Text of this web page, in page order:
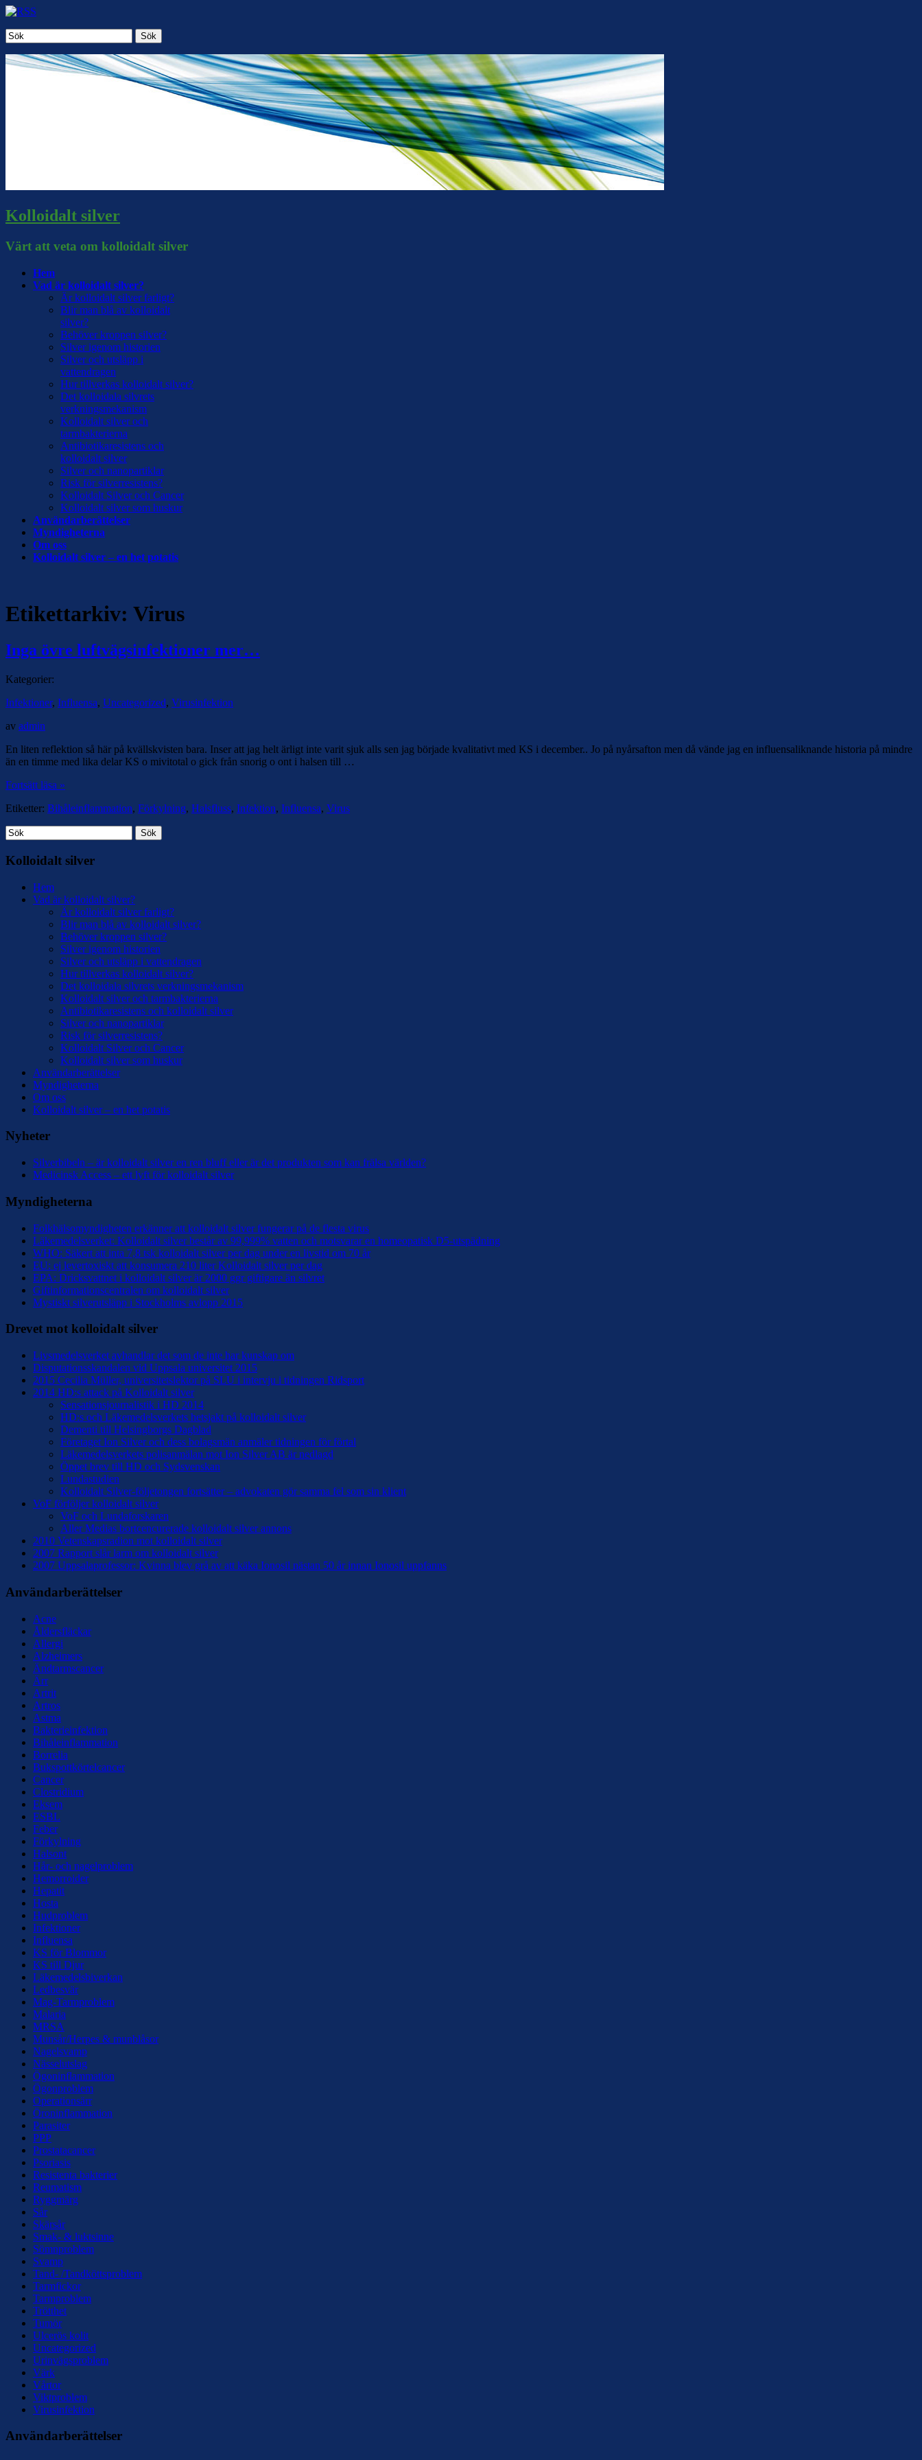
Sök
Kolloidalt silver
Värt att veta om kolloidalt silver
Hem
Vad är kolloidalt silver?
Är kolloidalt silver farligt?
Blir man blå av kolloidalt
silver?
Behöver kroppen silver?
Silver igenom historien
Silver och utsläpp i
vattendragen
Hur tillverkas kolloidalt silver?
Det kolloidala silvrets
verkningsmekanism
Kolloidalt silver och
tarmbakterierna
Antibiotikaresistens och
kolloidalt silver
Silver och nanopartiklar
Risk för silverresistens?
Kolloidalt Silver och Cancer
Kolloidalt silver som huskur
Användarberättelser
Myndigheterna
Om oss
Kolloidalt silver – en het potatis
Etikettarkiv: Virus
Inga övre luftvägsinfektioner mer…
Kategorier:
Infektioner, Influensa, Uncategorized, Virusinfektion
av admin
En liten reflektion så här på kvällskvisten bara. Inser att jag helt ärligt inte varit sjuk alls sen jag började kvalitativt med KS i december.. Jo på nyårsafton men då vände jag en influensaliknande historia på mindre
än en timme med lika delar KS o mivitotal o gick från snorig o ont i halsen till …
Fortsätt läsa »
Etiketter: Bihåleinflammation, Förkylning, Halsfluss, Infektion, Influensa, Virus
Sök
Kolloidalt silver
Hem
Vad är kolloidalt silver?
Är kolloidalt silver farligt?
Blir man blå av kolloidalt silver?
Behöver kroppen silver?
Silver igenom historien
Silver och utsläpp i vattendragen
Hur tillverkas kolloidalt silver?
Det kolloidala silvrets verkningsmekanism
Kolloidalt silver och tarmbakterierna
Antibiotikaresistens och kolloidalt silver
Silver och nanopartiklar
Risk för silverresistens?
Kolloidalt Silver och Cancer
Kolloidalt silver som huskur
Användarberättelser
Myndigheterna
Om oss
Kolloidalt silver – en het potatis
Nyheter
Silverbibeln – är kolloidalt silver en ren bluff eller är det produkten som kan frälsa världen?
Medicinsk Access – ett lyft för kolloidalt silver
Myndigheterna
Folkhälsomyndigheten erkänner att kolloidalt silver fungerar på de flesta virus
Läkemedelsverket: Kolloidalt silver består av 99,999% vatten och motsvarar en homeopatisk D5-utspädning
WHO: Säkert att inta 7,8 tsk kolloidalt silver per dag under en livstid om 70 år
EU: ej levertoxiskt att konsumera 210 liter Kolloidalt silver per dag
EPA: Dricksvattnet i kolloidalt silver är 2000 ggr giftigare än silvret
Giftinformationscentralen om kolloidalt silver
Mystiskt silverutsläpp i Stockholms avlopp 2015
Drevet mot kolloidalt silver
Livsmedelsverket avhandlar det som de inte har kunskap om
Disputationsskandalen vid Uppsala universitet 2015
2015 Cecilia Müller, universitetslektor på SLU i intervju i tidningen Ridsport
2014 HD:s attack på Kolloidalt silver
Sensationsjournalistik i HD 2014
HD:s och Läkemedelsverkets hetsjakt på kolloidalt silver
Dementi till Helsingborgs Dagblad
Företaget Ion Silver och dess bolagsmän anmäler tidningen för förtal
Läkemedelsverkets polisanmälan mot Ion Silver AB är nedlagd
Öppet brev till HD och Sydsvenskan
Lundastudien
Kolloidalt Silver-följetongen fortsätter – advokaten gör samma fel som sin klient
VoF förföljer kolloidalt silver
VoF och Lundaforskaren
Aller Medias bortcencurerade kolloidalt silver annons
2010 Vetenskapsradion mot kolloidalt silver
2007 Rapport slår larm om kolloidalt silver
2007 Uppsalaprofessor: Kvinna blev grå av att käka Ionosil nästan 50 år innan Ionosil uppfanns
Användarberättelser
Acne
Åldersfläckar
Allergi
Alzheimers
Ändtarmscancer
Ärr
Artrit
Artros
Astma
Bakterieinfektion
Bihåleinflammation
Borrelia
Bukspottkörtelcancer
Cancer
Clostridium
Eksem
ESBL
Feber
Förkylning
Halsont
Hår- och nagelproblem
Hemorroider
Hepatit
Hosta
Hudproblem
Infektioner
Influensa
KS för Blommor
KS till Djur
Läkemedelsbiverkan
Ledbesvär
Mag-Tarmproblem
Malaria
MRSA
Munsår/Herpes & munblåsor
Nagelsvamp
Nässelutslag
Ögoninflammation
Ögonproblem
Operationsärr
Öroninflammation
Parasiter
PPP
Prostatacancer
Psoriasis
Resistenta bakterier
Reumatism
Ryggmärg
Sår
Skärsår
Smak- & luktsinne
Sömnproblem
Svamp
Tand- /Tandköttsproblem
Tarmfickor
Tarmproblem
Trötthet
Tumör
Ulcerös kolit
Uncategorized
Urinvägsproblem
Värk
Vårtor
Viktproblem
Virusinfektion
Användarberättelser